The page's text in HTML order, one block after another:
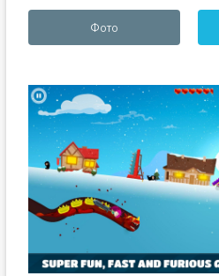
Фото